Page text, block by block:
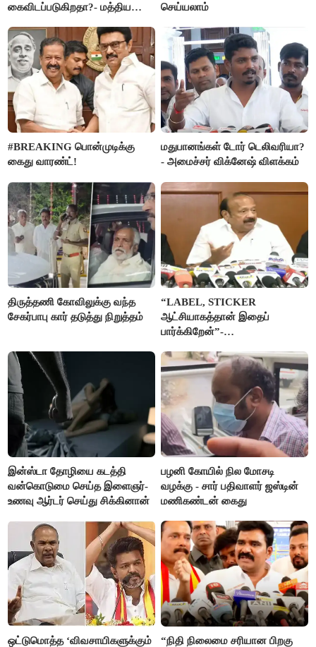
கைவிடப்படுகிறதா?- மத்திய
செய்யலாம்
#BREAKING பொன்முடிக்கு
கைது வாரண்ட்!
மதுபானங்கள் டோர் டெலிவரியா?
- அமைச்சர் விக்னேஷ் விளக்கம்
திருத்தணி கோவிலுக்கு வந்த
சேகர்பாபு கார் தடுத்து நிறுத்தம்
“LABEL, STICKER
ஆட்சியாகத்தான் இதைப்
பார்க்கிறேன்”-
இன்ஸ்டா தோழியை கடத்தி
வன்கொடுமை செய்த இளைஞர்-
உணவு ஆர்டர் செய்து சிக்கினான்
பழனி கோயில் நில மோசடி
வழக்கு - சார் பதிவாளர் ஜஸ்டின்
மணிகண்டன் கைது
ஒட்டுமொத்த ‘விவசாயிகளுக்கும்
“நிதி நிலைமை சரியான பிறகு